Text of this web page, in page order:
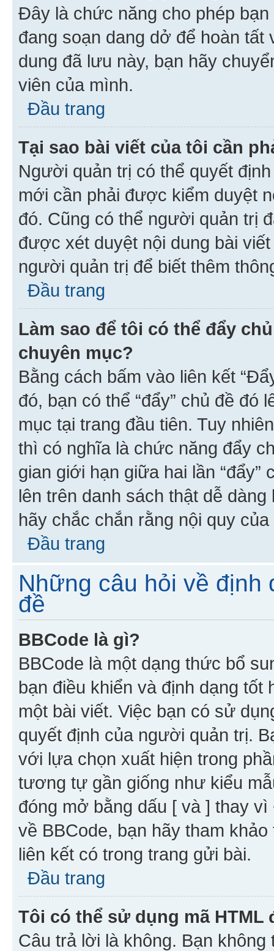
Đây là chức năng cho phép
đang soạn dang dở để hoàn
dung đã lưu này, bạn hãy
viên của mình.
Đầu trang
Tại sao bài viết của tôi cần
Người quản trị có thể quyết
mới cần phải được kiểm duyệt
đó. Cũng có thể người quản trị
được xét duyệt nội dung bài
người quản trị để biết thêm
Đầu trang
Làm sao để tôi có thể đẩy
chuyên mục?
Bằng cách bấm vào liên kết
đó, bạn có thể “đẩy” chủ đề đó
mục tại trang đầu tiên. Tuy
thì có nghĩa là chức năng đẩy
gian giới hạn giữa hai lần “đẩy”
lên trên danh sách thật dễ
hãy chắc chắn rằng nội quy
Đầu trang
Những câu hỏi về định
đề
BBCode là gì?
BBCode là một dạng thức bổ
bạn điều khiển và định dạng
một bài viết. Việc bạn có sử
quyết định của người quản trị.
với lựa chọn xuất hiện trong
tương tự gần giống như kiểu
đóng mở bằng dấu [ và ] thay
về BBCode, bạn hãy tham
liên kết có trong trang gửi bài.
Đầu trang
Tôi có thể sử dụng mã
Câu trả lời là không. Bạn